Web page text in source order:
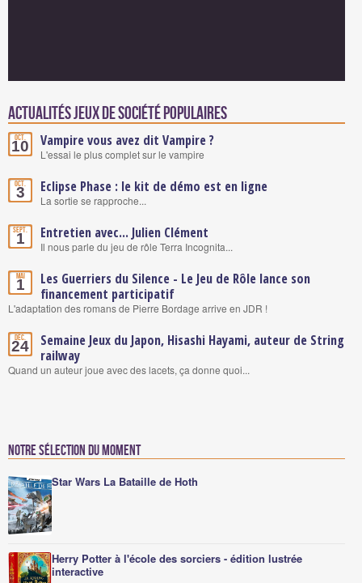
Actualités Jeux de société populaires
Oct.
10 Vampire vous avez dit Vampire ?
L'essai le plus complet sur le vampire
Oct.
3 Eclipse Phase : le kit de démo est en ligne
La sortie se rapproche...
Sept.
1 Entretien avec... Julien Clément
Il nous parle du jeu de rôle Terra Incognita...
Mai
1
Les Guerriers du Silence - Le Jeu de Rôle lance son
financement participatif
L'adaptation des romans de Pierre Bordage arrive en JDR !
Déc.
24
Semaine Jeux du Japon, Hisashi Hayami, auteur de String
railway
Quand un auteur joue avec des lacets, ça donne quoi...
Notre sélection du moment
Star Wars La Bataille de Hoth
Herry Potter à l'école des sorciers - édition lustrée
interactive